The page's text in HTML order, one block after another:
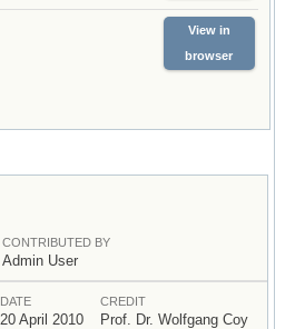
View in
browser
CONTRIBUTED BY
Admin User
DATE
20 April 2010
CREDIT
Prof. Dr. Wolfgang Coy